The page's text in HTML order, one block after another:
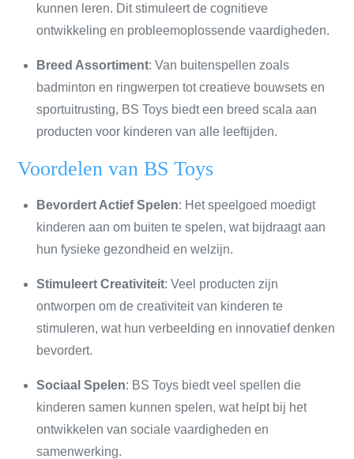
kunnen leren. Dit stimuleert de cognitieve
ontwikkeling en probleemoplossende vaardigheden.
Breed Assortiment: Van buitenspellen zoals
badminton en ringwerpen tot creatieve bouwsets en
sportuitrusting, BS Toys biedt een breed scala aan
producten voor kinderen van alle leeftijden.
Voordelen van BS Toys
Bevordert Actief Spelen: Het speelgoed moedigt
kinderen aan om buiten te spelen, wat bijdraagt aan
hun fysieke gezondheid en welzijn.
Stimuleert Creativiteit: Veel producten zijn
ontworpen om de creativiteit van kinderen te
stimuleren, wat hun verbeelding en innovatief denken
bevordert.
Sociaal Spelen: BS Toys biedt veel spellen die
kinderen samen kunnen spelen, wat helpt bij het
ontwikkelen van sociale vaardigheden en
samenwerking.